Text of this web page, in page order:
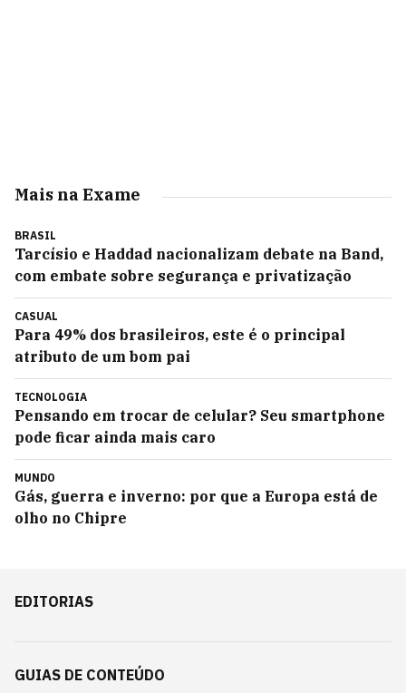
Mais na Exame
BRASIL
Tarcísio e Haddad nacionalizam debate na Band,
com embate sobre segurança e privatização
CASUAL
Para 49% dos brasileiros, este é o principal
atributo de um bom pai
TECNOLOGIA
Pensando em trocar de celular? Seu smartphone
pode ficar ainda mais caro
MUNDO
Gás, guerra e inverno: por que a Europa está de
olho no Chipre
EDITORIAS
GUIAS DE CONTEÚDO